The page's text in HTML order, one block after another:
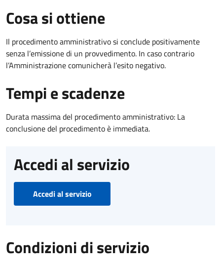
Cosa si ottiene
Il procedimento amministrativo si conclude positivamente
senza l’emissione di un provvedimento. In caso contrario
l’Amministrazione comunicherà l’esito negativo.
Tempi e scadenze
Durata massima del procedimento amministrativo: La
conclusione del procedimento è immediata.
Accedi al servizio
Accedi al servizio
Condizioni di servizio